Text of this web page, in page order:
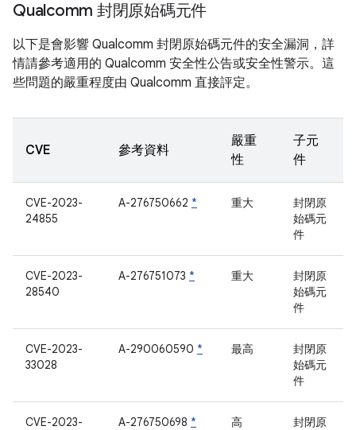
Qualcomm 封閉原始碼元件
以下是會影響 Qualcomm 封閉原始碼元件的安全漏洞，詳
情請參考適用的 Qualcomm 安全性公告或安全性警示。這
些問題的嚴重程度由 Qualcomm 直接評定。
CVE 參考資料
嚴重
性
子元
件
CVE-2023-
24855
A-276750662 * 重大
封閉原
始碼元
件
CVE-2023-
28540
A-276751073 * 重大
封閉原
始碼元
件
CVE-2023-
33028
A-290060590 * 最高
封閉原
始碼元
件
CVE-2023-
A-276750698 * 高
封閉原